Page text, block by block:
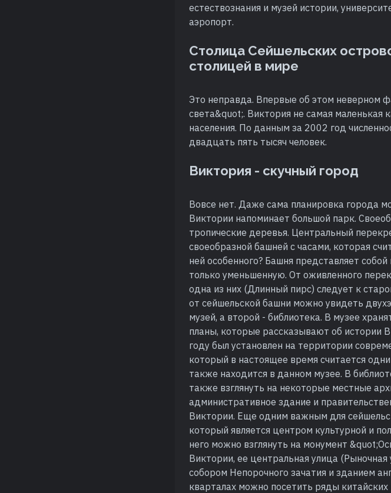
естествознания и музей истории,
аэропорт.
Столица Сейшельских
столицей в мире
Это неправда. Впервые об этом неверном
света&quot;. Виктория не самая маленькая
населения. По данным за 2002 год
двадцать пять тысяч человек.
Виктория - скучный город
Вовсе нет. Даже сама планировка города
Виктории напоминает большой парк.
тропические деревья. Центральный
своеобразной башней с часами, которая
ней особенного? Башня представляет
только уменьшенную. От оживленного
одна из них (Длинный пирс) следует к
от сейшельской башни можно увидеть
музей, а второй - библиотека. В музее
планы, которые рассказывают об истории
году был установлен на территории
который в настоящее время считается
также находится в данном музее. В
также взглянуть на некоторые местные
административное здание и
Виктории. Еще одним важным для
который является центром культурной и
него можно взглянуть на монумент
Виктории, ее центральная улица
собором Непорочного зачатия и зданием
кварталах можно посетить ряды